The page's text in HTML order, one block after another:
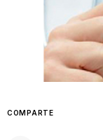
COMPARTE